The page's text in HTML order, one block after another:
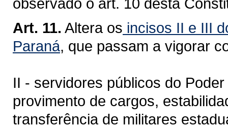
Art. 11. Altera os incisos II e III
Paraná, que passam a vigorar
II - servidores públicos do
provimento de cargos,
transferência de militares